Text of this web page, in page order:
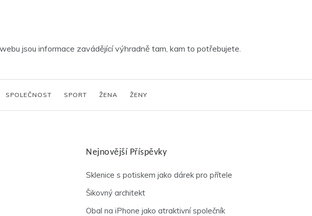
jsou informace zavádějící výhradně tam, kam to potřebujete.
SPOLEČNOST SPORT ŽENA ŽENY
Nejnovější Příspěvky
Sklenice s potiskem jako dárek pro přítele
Šikovný architekt
Obal na iPhone jako atraktivní společník